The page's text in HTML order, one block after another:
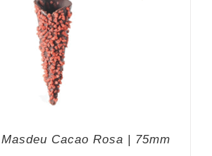
Cacao Rosa | 75mm